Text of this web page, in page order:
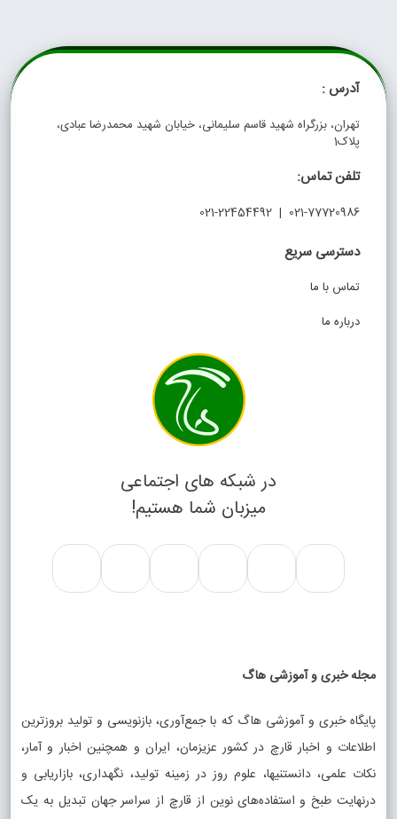
آدرس :
تهران، بزرگراه شهید قاسم سلیمانی، خیابان شهید محمدرضا عبادی،
پلاک1
تلفن تماس:
021-77720986 | 021-22454492
دسترسی سریع
تماس با ما
درباره ما
در شبکه های اجتماعی
میزبان شما هستیم!
مجله خبری و آموزشی هاگ
پایگاه خبری و آموزشی هاگ که با جمع‌آوری، بازنویسی و تولید بروزترین
اطلاعات و اخبار قارچ در کشور عزیزمان، ایران و همچنین اخبار و آمار،
نکات علمی، دانستنیها، علوم روز در زمینه تولید، نگهداری، بازاریابی و
درنهایت طبخ و استفاده‌های نوین از قارچ از سراسر جهان تبدیل به یک